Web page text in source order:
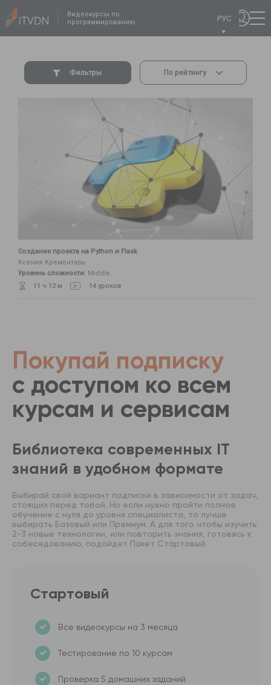
Видеокурсы по
программированию
РУС
Фильтры По рейтингу
Создание проекта на Python и Flask
Ксения Крементарь
Уровень сложности: Middle
11 ч 12 м
14 уроков
Покупай подписку
с доступом ко всем
курсам и сервисам
Библиотека современных IT
знаний в удобном формате
Выбирай свой вариант подписки в зависимости от задач,
стоящих перед тобой. Но если нужно пройти полное
обучение с нуля до уровня специалиста, то лучше
выбирать Базовый или Премиум. А для того чтобы изучить
2-3 новые технологии, или повторить знания, готовясь к
собеседованию, подойдет Пакет Стартовый.
Стартовый
Все видеокурсы на 3 месяца
Тестирование по 10 курсам
Проверка 5 домашних заданий